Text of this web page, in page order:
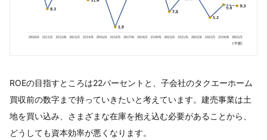
ROEの目指すところは22パーセントと、子会社のタクエーホーム
買収前の数字まで持っていきたいと考えています。建売事業は土
地を買い込み、さまざまな在庫を抱え込む必要があることから、
どうしても資本効率が悪くなります。